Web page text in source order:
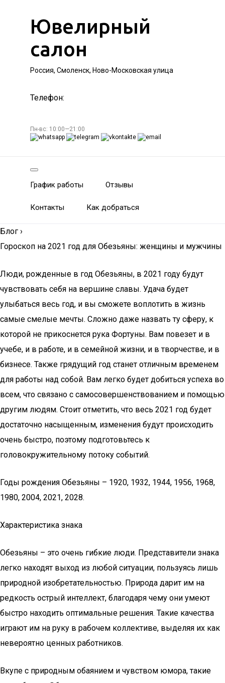
Ювелирный
салон
Россия, Смоленск, Ново-Московская улица
Телефон:
Пн-вс: 10:00—21:00
График работы Отзывы
Контакты Как добраться
Блог ›
Гороскоп на 2021 год для Обезьяны: женщины и мужчины
Люди, рожденные в год Обезьяны, в 2021 году будут
чувствовать себя на вершине славы. Удача будет
улыбаться весь год, и вы сможете воплотить в жизнь
самые смелые мечты. Сложно даже назвать ту сферу, к
которой не прикоснется рука Фортуны. Вам повезет и в
учебе, и в работе, и в семейной жизни, и в творчестве, и в
бизнесе. Также грядущий год станет отличным временем
для работы над собой. Вам легко будет добиться успеха во
всем, что связано с самосовершенствованием и помощью
другим людям. Стоит отметить, что весь 2021 год будет
достаточно насыщенным, изменения будут происходить
очень быстро, поэтому подготовьтесь к
головокружительному потоку событий.
Годы рождения Обезьяны – 1920, 1932, 1944, 1956, 1968,
1980, 2004, 2021, 2028.
Характеристика знака
Обезьяны – это очень гибкие люди. Представители знака
легко находят выход из любой ситуации, пользуясь лишь
природной изобретательностью. Природа дарит им на
редкость острый интеллект, благодаря чему они умеют
быстро находить оптимальные решения. Такие качества
играют им на руку в рабочем коллективе, выделяя их как
невероятно ценных работников.
Вкупе с природным обаянием и чувством юмора, такие